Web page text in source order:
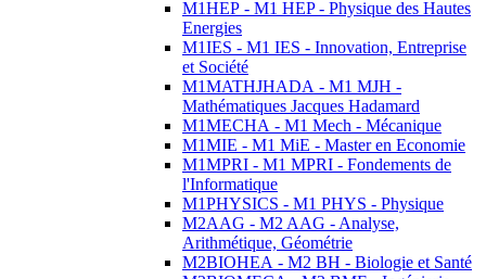
M1HEP - M1 HEP - Physique des Hautes
Energies
M1IES - M1 IES - Innovation, Entreprise
et Société
M1MATHJHADA - M1 MJH -
Mathématiques Jacques Hadamard
M1MECHA - M1 Mech - Mécanique
M1MIE - M1 MiE - Master en Economie
M1MPRI - M1 MPRI - Fondements de
l'Informatique
M1PHYSICS - M1 PHYS - Physique
M2AAG - M2 AAG - Analyse,
Arithmétique, Géométrie
M2BIOHEA - M2 BH - Biologie et Santé